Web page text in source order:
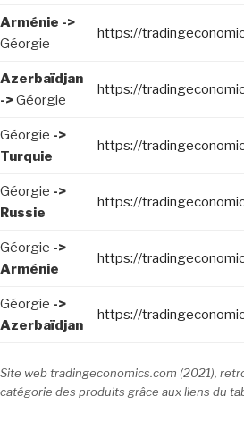
Arménie ->
Géorgie
https://
Azerbaïdjan
->Géorgie
https://
Géorgie ->
Turquie
https://
Géorgie ->
Russie
https://
Géorgie ->
Arménie
https://
Géorgie ->
Azerbaïdjan
https://
Site web tradingeconomics.com (2021),
catégorie des produits grâce aux liens du